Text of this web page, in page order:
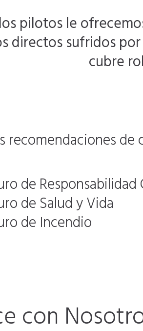
pilotos le
directos sufridos
cubre
recomendaciones
de Responsabilidad
de Salud y Vida
de Incendio
con